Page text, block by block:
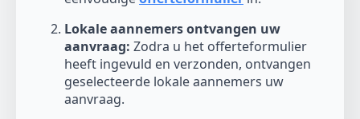
Lokale aannemers ontvangen uw
aanvraag: Zodra u het offerteformulier
heeft ingevuld en verzonden, ontvangen
geselecteerde lokale aannemers uw
aanvraag.